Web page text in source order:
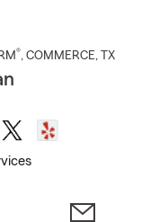
®, COMMERCE, TX